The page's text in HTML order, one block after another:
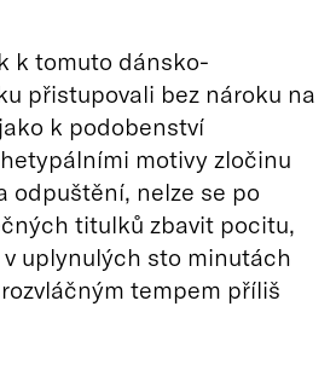
k tomuto dánsko-
přistupovali bez nároku na
k podobenství
motivy zločinu
odpuštění, nelze se po
titulků zbavit pocitu,
uplynulých sto minutách
tempem příliš